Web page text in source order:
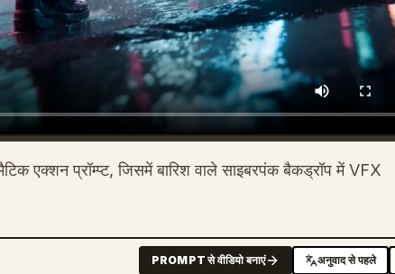
एक्शन प्रॉम्प्ट, जिसमें बारिश वाले साइबरपंक बैकड्रॉप में VFX
PROMPT से वीडियो बनाएं अनुवाद से पहले